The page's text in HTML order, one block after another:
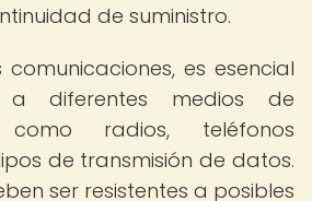
de suministro.
es esencial
a diferentes medios de
como radios, teléfonos
de transmisión de datos.
ser resistentes a posibles